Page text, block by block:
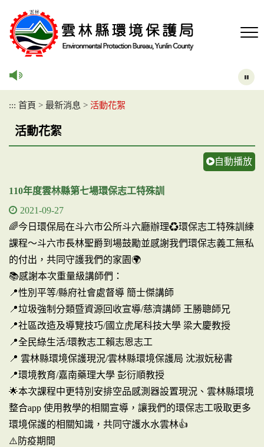
::: 首頁 > 最新消息 > 活動花絮
活動花絮
自動播放
110年度雲林縣第七場環保志工特殊訓
2021-09-27
🌈今日環保局在斗六市公所斗六廳辦理♻️環保志工特殊訓練
課程～斗六市長林聖爵到場鼓勵並感謝我們環保志義工無私
的付出，共同守護我們的家園🌍
📚感謝本次重量級講師們：
📍性別平等/縣府社會處督導 簡士傑講師
📍垃圾強制分類暨資源回收宣導/慈濟講師 王勝聰師兄
📍社區改造及導覽技巧/國立虎尾科技大學 梁大慶教授
📍全民綠生活/環教志工賴志恩志工
📍 雲林縣環境保護現況/雲林縣環境保護局 沈淑妧秘書
📍環境教育/嘉南藥理大學 彭衍順教授
🌟本次課程中更特別安排空品感測器設置現況、雲林縣環境
整合app 使用教學的相關宣導，讓我們的環保志工吸取更多
環境保護的相關知識，共同守護水水雲林👍
⚠️防疫期間